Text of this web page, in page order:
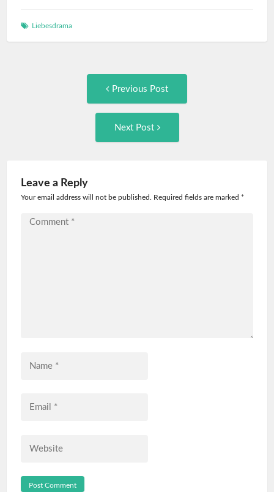
Liebesdrama
navigation
Previous Post
Next Post
Leave a Reply
Your email address will not be published. Required fields are marked *
Comment